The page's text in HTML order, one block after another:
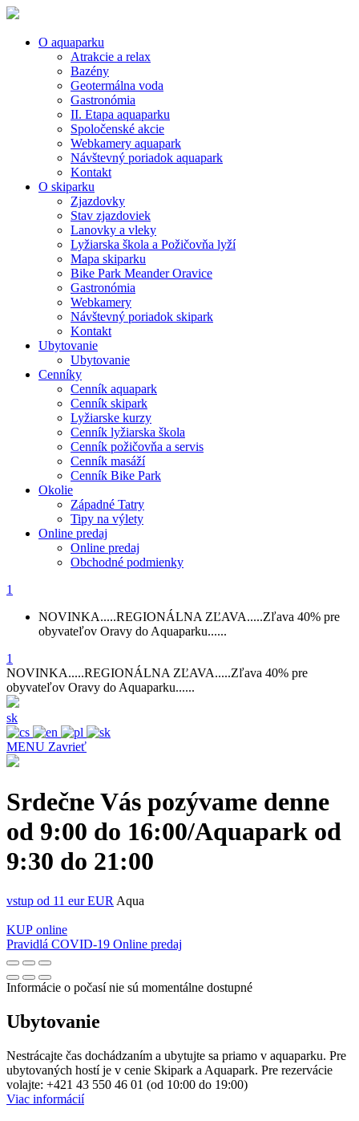
O aquaparku
Atrakcie a relax
Bazény
Geotermálna voda
Gastronómia
II. Etapa aquaparku
Spoločenské akcie
Webkamery aquapark
Návštevný poriadok aquapark
Kontakt
O skiparku
Zjazdovky
Stav zjazdoviek
Lanovky a vleky
Lyžiarska škola a Požičovňa lyží
Mapa skiparku
Bike Park Meander Oravice
Gastronómia
Webkamery
Návštevný poriadok skipark
Kontakt
Ubytovanie
Ubytovanie
Cenníky
Cenník aquapark
Cenník skipark
Lyžiarske kurzy
Cenník lyžiarska škola
Cenník požičovňa a servis
Cenník masáží
Cenník Bike Park
Okolie
Západné Tatry
Tipy na výlety
Online predaj
Online predaj
Obchodné podmienky
1
NOVINKA.....REGIONÁLNA ZĽAVA.....Zľava 40% pre
obyvateľov Oravy do Aquaparku......
1
NOVINKA.....REGIONÁLNA ZĽAVA.....Zľava 40% pre
obyvateľov Oravy do Aquaparku......
sk
MENU Zavrieť
Srdečne Vás pozývame denne
od 9:00 do 16:00/Aquapark od
9:30 do 21:00
vstup od 11 eur EUR Aqua
KUP online
Pravidlá COVID-19 Online predaj
Informácie o počasí nie sú momentálne dostupné
Ubytovanie
Nestrácajte čas dochádzaním a ubytujte sa priamo v aquaparku. Pre
ubytovaných hostí je v cenie Skipark a Aquapark. Pre rezervácie
volajte: +421 43 550 46 01 (od 10:00 do 19:00)
Viac informácií